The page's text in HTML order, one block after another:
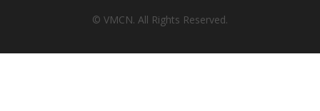
© VMCN. All Rights Reserved.